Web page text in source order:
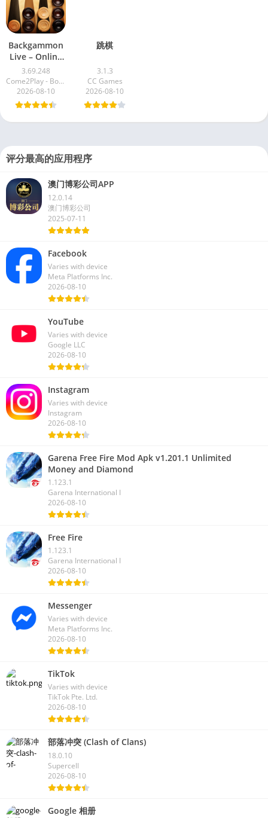
Backgammon
Live – Online
Games
3.69.248
Come2Play - Board Games
2026-08-10
跳棋
3.1.3
CC Games
2026-08-10
评分最高的应用程序
澳门博彩公司APP
12.0.14
澳门博彩公司
2025-07-11
Facebook
Varies with device
Meta Platforms Inc.
2026-08-10
YouTube
Varies with device
Google LLC
2026-08-10
Instagram
Varies with device
Instagram
2026-08-10
Garena Free Fire Mod Apk v1.201.1 Unlimited
Money and Diamond
1.123.1
Garena International I
2026-08-10
Free Fire
1.123.1
Garena International I
2026-08-10
Messenger
Varies with device
Meta Platforms Inc.
2026-08-10
TikTok
Varies with device
TikTok Pte. Ltd.
2026-08-10
部落冲突 (Clash of Clans)
18.0.10
Supercell
2026-08-10
Google 相册